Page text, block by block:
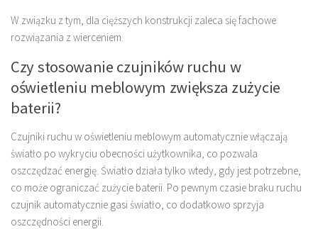
W związku z tym, dla cięższych konstrukcji zaleca się fachowe
rozwiązania z wierceniem.
Czy stosowanie czujników ruchu w
oświetleniu meblowym zwiększa zużycie
baterii?
Czujniki ruchu w oświetleniu meblowym automatycznie włączają
światło po wykryciu obecności użytkownika, co pozwala
oszczędzać energię. Światło działa tylko wtedy, gdy jest potrzebne,
co może ograniczać zużycie baterii. Po pewnym czasie braku ruchu
czujnik automatycznie gasi światło, co dodatkowo sprzyja
oszczędności energii.